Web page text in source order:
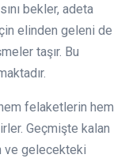
bekler, adeta
elinden geleni de
taşır. Bu
felaketlerin hem
Geçmişte kalan
ve gelecekteki